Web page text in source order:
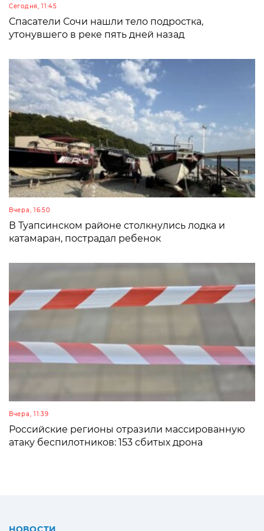
Сегодня, 11:45
Спасатели Сочи нашли тело подростка,
утонувшего в реке пять дней назад
Вчера, 16:50
В Туапсинском районе столкнулись лодка и
катамаран, пострадал ребенок
Вчера, 11:39
Российские регионы отразили массированную
атаку беспилотников: 153 сбитых дрона